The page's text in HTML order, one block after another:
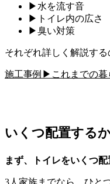
▶︎水を流す音
▶︎トイレ内の広さ
▶︎臭い対策
それぞれ詳しく解説する
施工事例▶︎これまでの暮
いくつ配置する
まず、トイレをいくつ